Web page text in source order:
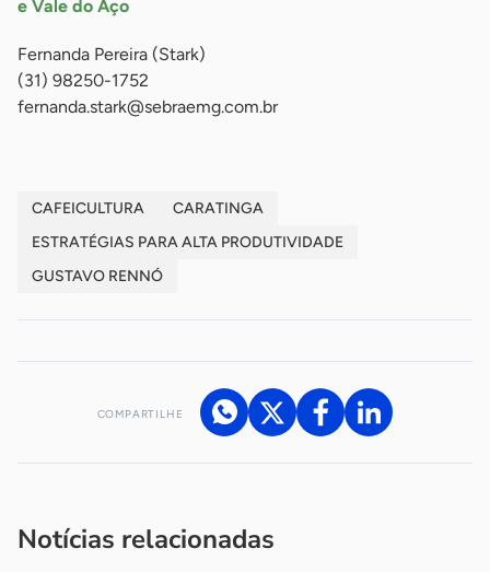
e Vale do Aço
Fernanda Pereira (Stark)
(31) 98250-1752
fernanda.stark@sebraemg.com.br
CAFEICULTURA
CARATINGA
ESTRATÉGIAS PARA ALTA PRODUTIVIDADE
GUSTAVO RENNÓ
COMPARTILHE
Notícias relacionadas